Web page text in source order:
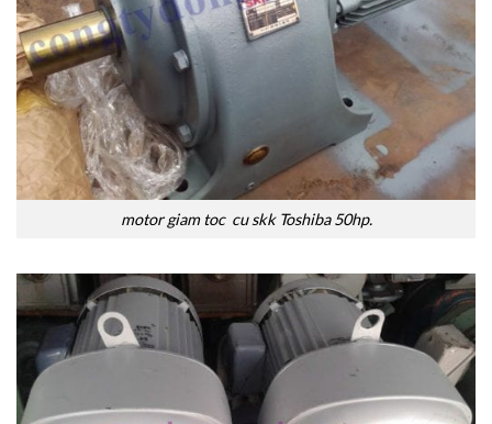
motor giam toc cu skk Toshiba 50hp.